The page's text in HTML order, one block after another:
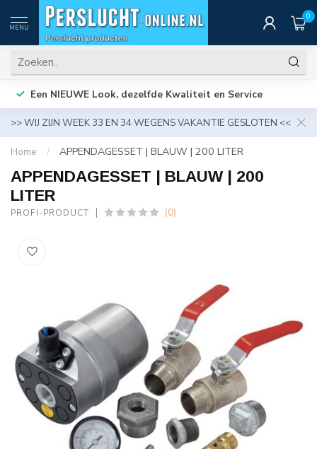
MENU
0
Een NIEUWE Look, dezelfde Kwaliteit en Service
>> WIJ ZIJN WEEK 33 EN 34 WEGENS VAKANTIE GESLOTEN <<
Home / APPENDAGESSET | BLAUW | 200 LITER
APPENDAGESSET | BLAUW | 200
LITER
PROFI-PRODUCT (0)